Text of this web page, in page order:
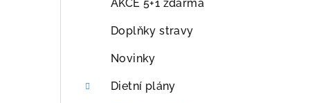
AKCE 5+1 zdarma
Doplňky stravy
Novinky
Dietní plány